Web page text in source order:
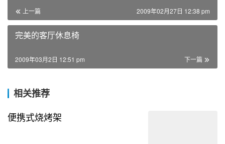
上一篇 2009年02月27日 12:38 pm
完美的客厅休息椅
下一篇
2009年03月2日 12:51 pm
相关推荐
便携式烧烤架